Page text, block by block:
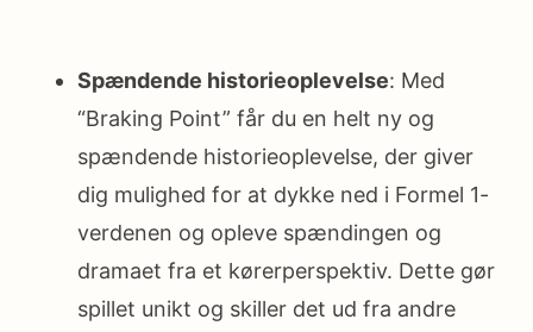
Spændende historieoplevelse: Med
“Braking Point” får du en helt ny og
spændende historieoplevelse, der giver
dig mulighed for at dykke ned i Formel 1-
verdenen og opleve spændingen og
dramaet fra et kørerperspektiv. Dette gør
spillet unikt og skiller det ud fra andre